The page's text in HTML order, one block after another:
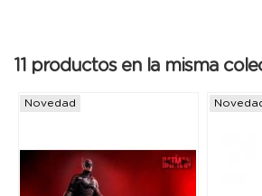
11 productos en la misma
Novedad